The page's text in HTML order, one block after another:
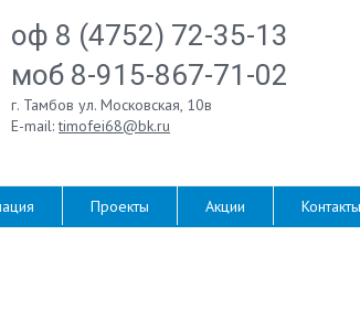
оф 8 (4752) 72-35-13
моб 8-915-867-71-02
г. Тамбов ул. Московская, 10в
E-mail:timofei68@bk.ru
Проекты Акции Контакты